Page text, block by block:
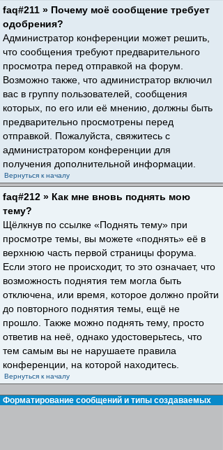
faq#211 » Почему моё сообщение требует
одобрения?
Администратор конференции может решить,
что сообщения требуют предварительного
просмотра перед отправкой на форум.
Возможно также, что администратор включил
вас в группу пользователей, сообщения
которых, по его или её мнению, должны быть
предварительно просмотрены перед
отправкой. Пожалуйста, свяжитесь с
администратором конференции для
получения дополнительной информации.
Вернуться к началу
faq#212 » Как мне вновь поднять мою
тему?
Щёлкнув по ссылке «Поднять тему» при
просмотре темы, вы можете «поднять» её в
верхнюю часть первой страницы форума.
Если этого не происходит, то это означает, что
возможность поднятия тем могла быть
отключена, или время, которое должно пройти
до повторного поднятия темы, ещё не
прошло. Также можно поднять тему, просто
ответив на неё, однако удостоверьтесь, что
тем самым вы не нарушаете правила
конференции, на которой находитесь.
Вернуться к началу
Форматирование сообщений и типы создаваемых